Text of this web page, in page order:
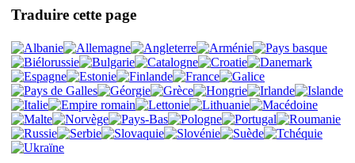
Traduire cette page